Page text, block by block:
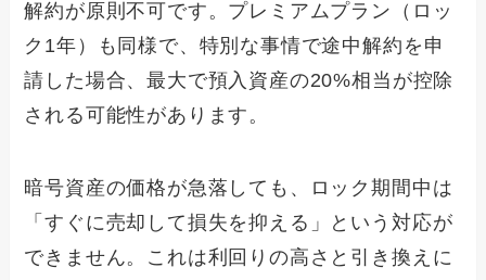
解約が原則不可です。プレミアムプラン（ロッ
ク1年）も同様で、特別な事情で途中解約を申
請した場合、最大で預入資産の20%相当が控除
される可能性があります。
暗号資産の価格が急落しても、ロック期間中は
「すぐに売却して損失を抑える」という対応が
できません。これは利回りの高さと引き換えに